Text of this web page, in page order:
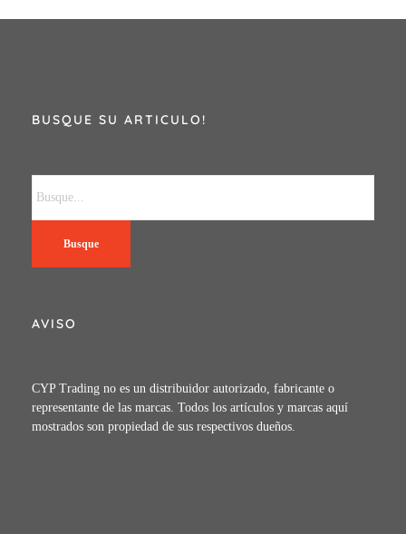
BUSQUE SU ARTICULO!
Busque
AVISO
CYP Trading no es un distribuidor autorizado, fabricante o
representante de las marcas. Todos los artículos y marcas aquí
mostrados son propiedad de sus respectivos dueños.